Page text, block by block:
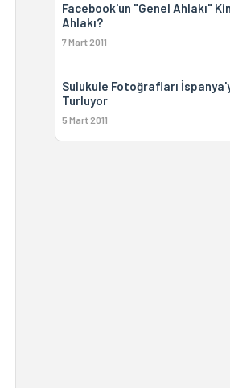
Facebook'un "Genel Ahlakı"
Ahlakı?
7 Mart 2011
Sulukule Fotoğrafları
Turluyor
5 Mart 2011